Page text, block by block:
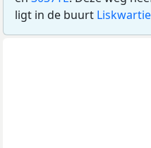
ligt in de buurt